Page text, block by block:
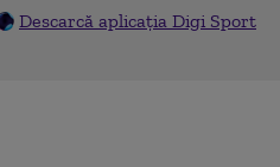
Descarcă aplicația Digi Sport